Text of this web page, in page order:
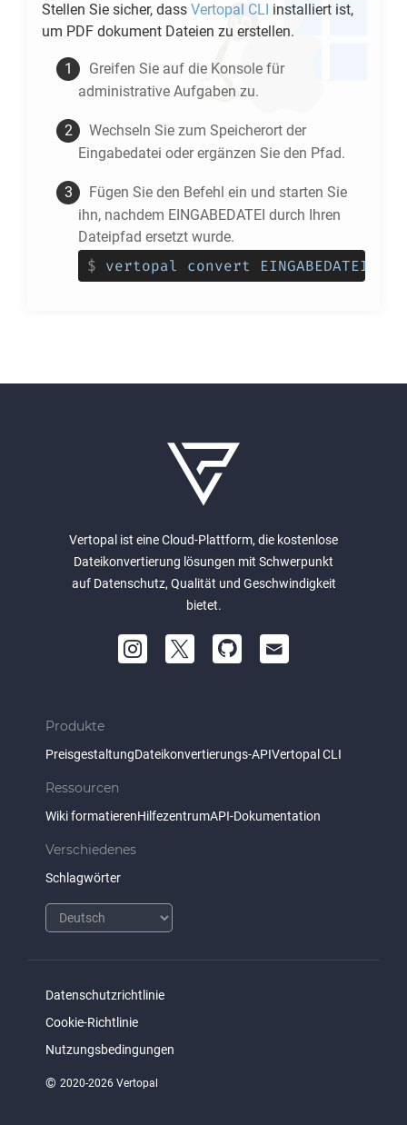
Stellen Sie sicher, dass Vertopal CLI installiert ist,
um PDF dokument Dateien zu erstellen.
Greifen Sie auf die Konsole für
administrative Aufgaben zu.
Wechseln Sie zum Speicherort der
Eingabedatei oder ergänzen Sie den Pfad.
Fügen Sie den Befehl ein und starten Sie
ihn, nachdem EINGABEDATEI durch Ihren
Dateipfad ersetzt wurde.
$ vertopal convert EINGABEDATEI
Vertopal ist eine Cloud-Plattform, die kostenlose
Dateikonvertierung lösungen mit Schwerpunkt
auf Datenschutz, Qualität und Geschwindigkeit
bietet.
Produkte
PreisgestaltungDateikonvertierungs-APIVertopal CLI
Ressourcen
Wiki formatierenHilfezentrumAPI-Dokumentation
Verschiedenes
Schlagwörter
Datenschutzrichtlinie
Cookie-Richtlinie
Nutzungsbedingungen
© 2020-2026 Vertopal